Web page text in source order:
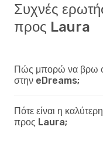
Συχνές
προς Laura
Πώς μπορώ να βρω
στην eDreams;
Πότε είναι η
προς Laura;